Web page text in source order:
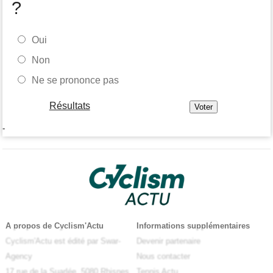
?
Oui
Non
Ne se prononce pas
Résultats
-
A propos de Cyclism'Actu
Cyclism'Actu est édité par Swar-
Agency
Informations supplémentaires
Devenir partenaire
Nous contacter